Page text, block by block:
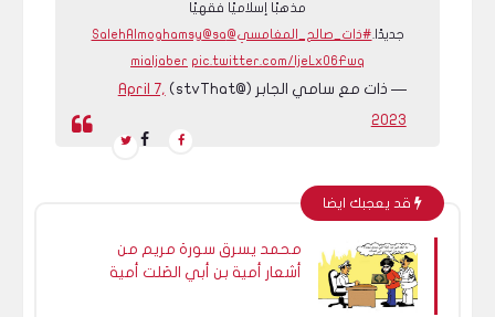
مذهبًا إسلاميًا فقهيًا
جديدًا.#ذات_صالح_المغامسي@SalehAlmoghamsy
@sa
mialjaber pic.twitter.com/ljeLx06Fwq
— ذات مع سامي الجابر (@stvThat)
April 7,
2023
قد يعجبك ايضا
محمد يسرق سورة مريم من
أشعار أمية بن أبي الصَلت أمية